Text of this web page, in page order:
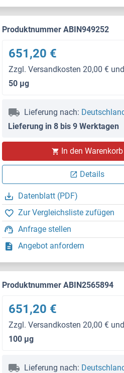
Produktnummer ABIN949252
651,20 €
Zzgl. Versandkosten 20,00 €
50 μg
Lieferung nach:
Lieferung in 8 bis 9 Werktagen
In den Warenkorb
Details
Datenblatt (PDF)
Zur Vergleichsliste zufügen
Anfrage stellen
Angebot anfordern
Produktnummer ABIN2565894
651,20 €
Zzgl. Versandkosten 20,00 €
100 μg
Lieferung nach: